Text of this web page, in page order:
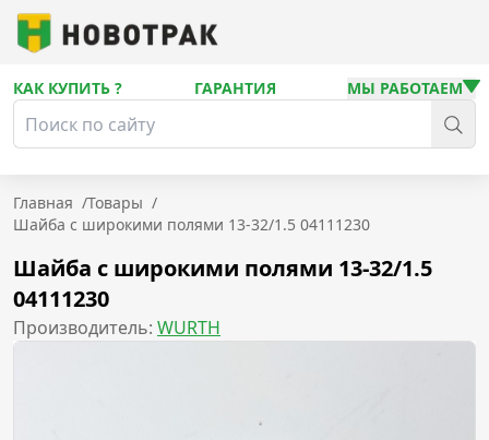
КАК КУПИТЬ ? ГАРАНТИЯ МЫ РАБОТАЕМ
Главная /Товары /
Шайба с широкими полями 13-32/1.5 04111230
Шайба с широкими полями 13-32/1.5
04111230
Производитель: WURTH